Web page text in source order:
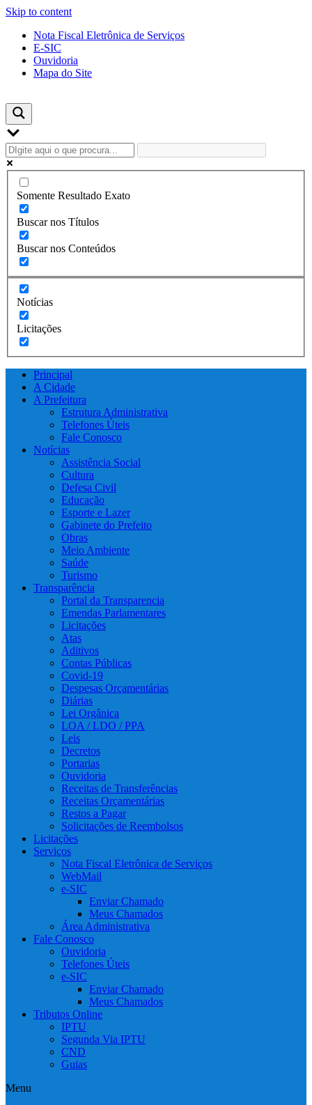
Skip to content
Nota Fiscal Eletrônica de Serviços
E-SIC
Ouvidoria
Mapa do Site
Somente Resultado Exato
Buscar nos Títulos
Buscar nos Conteúdos
Notícias
Licitações
Principal
A Cidade
A Prefeitura
Estrutura Administrativa
Telefones Úteis
Fale Conosco
Notícias
Assistência Social
Cultura
Defesa Civil
Educação
Esporte e Lazer
Gabinete do Prefeito
Obras
Meio Ambiente
Saúde
Turismo
Transparência
Portal da Transparencia
Emendas Parlamentares
Licitações
Atas
Aditivos
Contas Públicas
Covid-19
Despesas Orçamentárias
Diárias
Lei Orgânica
LOA / LDO / PPA
Leis
Decretos
Portarias
Ouvidoria
Receitas de Transferências
Receitas Orçamentárias
Restos a Pagar
Solicitações de Reembolsos
Licitações
Serviços
Nota Fiscal Eletrônica de Serviços
WebMail
e-SIC
Enviar Chamado
Meus Chamados
Área Administrativa
Fale Conosco
Ouvidoria
Telefones Úteis
e-SIC
Enviar Chamado
Meus Chamados
Tributos Online
IPTU
Segunda Via IPTU
CND
Guias
Menu